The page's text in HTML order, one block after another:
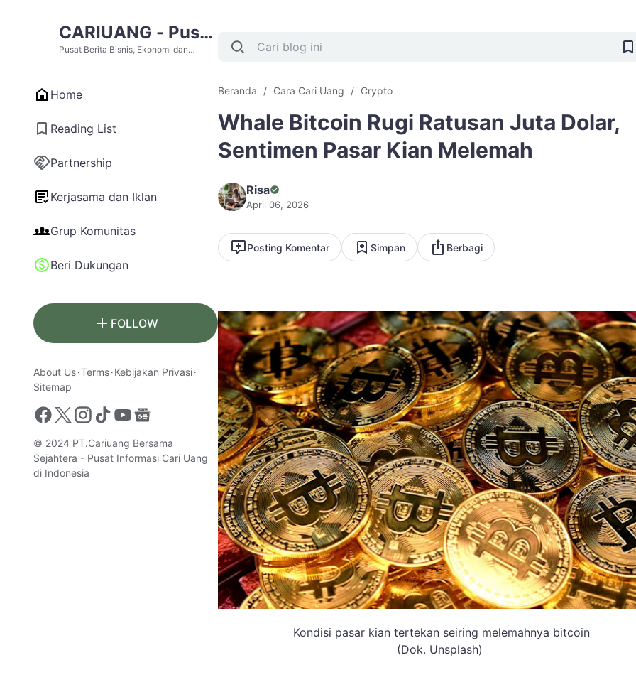
CARIUANG - Pusat
Berita Bisnis,
Uang Terupdate
Hari Ini
Pusat Berita Bisnis, Ekonomi dan
Home
Reading List
Partnership
Kerjasama dan Iklan
Grup Komunitas
Beri Dukungan
FOLLOW
About Us Terms Kebijakan Privasi
Sitemap
© 2024 PT.Cariuang Bersama
Sejahtera - Pusat Informasi Cari Uang
di Indonesia
Beranda Cara Cari Uang Crypto
Whale Bitcoin Rugi Ratusan Juta Dolar,
Sentimen Pasar Kian Melemah
Risa
April 06, 2026
Posting Komentar Simpan Berbagi
Kondisi pasar kian tertekan seiring melemahnya bitcoin
(Dok. Unsplash)